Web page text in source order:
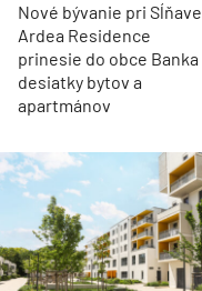
Nové bývanie pri Sĺňave.
Ardea Residence
prinesie do obce Banka
desiatky bytov a
apartmánov